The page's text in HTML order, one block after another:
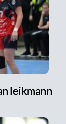
leikmann